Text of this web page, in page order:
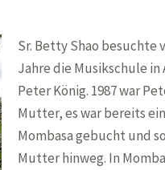
Sr. Betty Shao besuchte
Jahre die Musikschule
Peter König. 1987 war
Mutter, es war bereits
Mombasa gebucht und
Mutter hinweg. In